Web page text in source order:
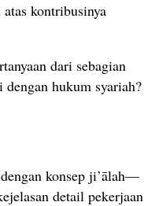
kontribusinya
dari sebagian
hukum syariah?
konsep ji’ālah—
detail pekerjaan